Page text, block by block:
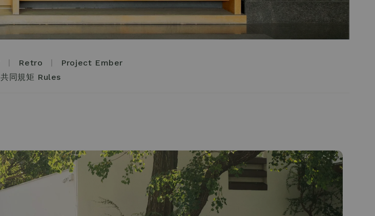
| Retro |
Project Ember
共同規矩 Rules